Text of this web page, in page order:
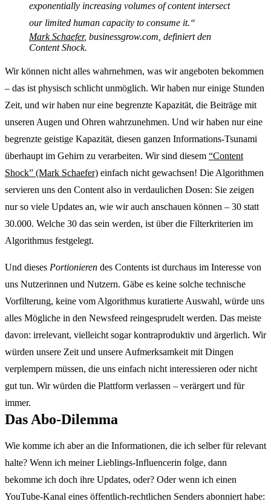
exponentially increasing volumes of content intersect
our limited human capacity to consume it.“
Mark Schaefer, businessgrow.com, definiert den
Content Shock.
Wir können nicht alles wahrnehmen, was wir angeboten bekommen
– das ist physisch schlicht unmöglich. Wir haben nur einige Stunden
Zeit, und wir haben nur eine begrenzte Kapazität, die Beiträge mit
unseren Augen und Ohren wahrzunehmen. Und wir haben nur eine
begrenzte geistige Kapazität, diesen ganzen Informations-Tsunami
überhaupt im Gehirn zu verarbeiten. Wir sind diesem “Content
Shock” (Mark Schaefer) einfach nicht gewachsen! Die Algorithmen
servieren uns den Content also in verdaulichen Dosen: Sie zeigen
nur so viele Updates an, wie wir auch anschauen können – 30 statt
30.000. Welche 30 das sein werden, ist über die Filterkriterien im
Algorithmus festgelegt.
Und dieses Portionieren des Contents ist durchaus im Interesse von
uns Nutzerinnen und Nutzern. Gäbe es keine solche technische
Vorfilterung, keine vom Algorithmus kuratierte Auswahl, würde uns
alles Mögliche in den Newsfeed reingesprudelt werden. Das meiste
davon: irrelevant, vielleicht sogar kontraproduktiv und ärgerlich. Wir
würden unsere Zeit und unsere Aufmerksamkeit mit Dingen
verplempern müssen, die uns einfach nicht interessieren oder nicht
gut tun. Wir würden die Plattform verlassen – verärgert und für
immer.
Das Abo-Dilemma
Wie komme ich aber an die Informationen, die ich selber für relevant
halte? Wenn ich meiner Lieblings-Influencerin folge, dann
bekomme ich doch ihre Updates, oder? Oder wenn ich einen
YouTube-Kanal eines öffentlich-rechtlichen Senders abonniert habe: